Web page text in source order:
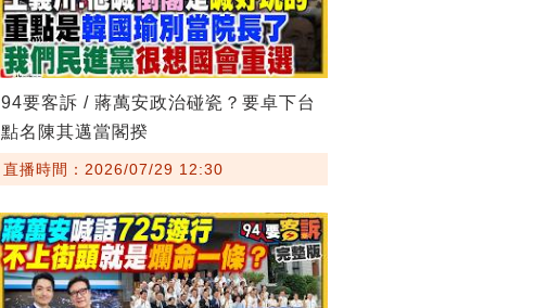
94要客訴 / 蔣萬安政治碰瓷？要卓下台
點名陳其邁當閣揆
直播時間：2026/07/29 12:30